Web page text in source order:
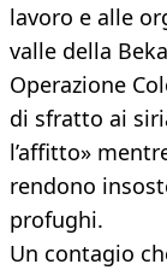
lavoro e alle
valle della
Operazione
di sfratto ai
l’affitto»
rendono
profughi.
Un contagio